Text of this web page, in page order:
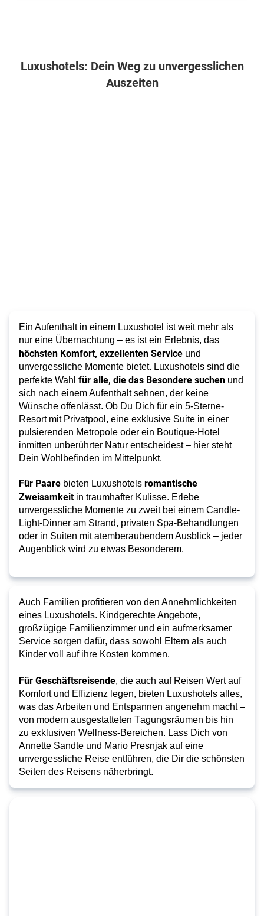
Luxushotels: Dein Weg zu unvergesslichen
Auszeiten
Ein Aufenthalt in einem Luxushotel ist weit mehr als
nur eine Übernachtung – es ist ein Erlebnis, das
höchsten Komfort, exzellenten Service und
unvergessliche Momente bietet. Luxushotels sind die
perfekte Wahl für alle, die das Besondere suchen und
sich nach einem Aufenthalt sehnen, der keine
Wünsche offenlässt. Ob Du Dich für ein 5-Sterne-
Resort mit Privatpool, eine exklusive Suite in einer
pulsierenden Metropole oder ein Boutique-Hotel
inmitten unberührter Natur entscheidest – hier steht
Dein Wohlbefinden im Mittelpunkt.
Für Paare bieten Luxushotels romantische
Zweisamkeitin traumhafter Kulisse. Erlebe
unvergessliche Momente zu zweit bei einem Candle-
Light-Dinner am Strand, privaten Spa-Behandlungen
oder in Suiten mit atemberaubendem Ausblick – jeder
Augenblick wird zu etwas Besonderem.
Auch Familien profitieren von den Annehmlichkeiten
eines Luxushotels. Kindgerechte Angebote,
großzügige Familienzimmer und ein aufmerksamer
Service sorgen dafür, dass sowohl Eltern als auch
Kinder voll auf ihre Kosten kommen.
Für Geschäftsreisende, die auch auf Reisen Wert auf
Komfort und Effizienz legen, bieten Luxushotels alles,
was das Arbeiten und Entspannen angenehm macht –
von modern ausgestatteten Tagungsräumen bis hin
zu exklusiven Wellness-Bereichen. Lass Dich von
Annette Sandte und Mario Presnjak auf eine
unvergessliche Reise entführen, die Dir die schönsten
Seiten des Reisens näherbringt.